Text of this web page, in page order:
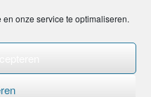
onze service te optimaliseren.